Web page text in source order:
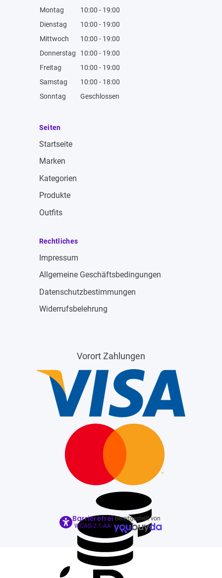
Montag
10:00 - 19:00
Dienstag
10:00 - 19:00
Mittwoch
10:00 - 19:00
Donnerstag
10:00 - 19:00
Freitag
10:00 - 19:00
Samstag
10:00 - 18:00
Sonntag
Geschlossen
Seiten
Startseite
Marken
Kategorien
Produkte
Outfits
Rechtliches
Impressum
Allgemeine Geschäftsbedingungen
Datenschutzbestimmungen
Widerrufsbelehrung
Vorort Zahlungen
Barrierefrei
WCAG-2.1-AA
Bereitgestellt von